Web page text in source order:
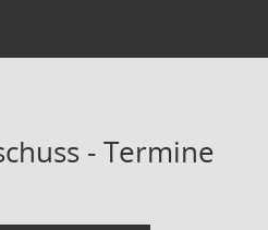
- Termine